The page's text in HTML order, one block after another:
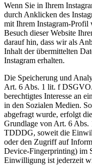
Wenn Sie in Ihrem
durch Anklicken des
mit Ihrem Instagram-Profil
Besuch dieser Website
darauf hin, dass wir als
Inhalt der übermittelten
Instagram erhalten.
Die Speicherung und
Art. 6 Abs. 1 lit. f
berechtigtes Interesse an
in den Sozialen Medien.
abgefragt wurde, erfolgt
Grundlage von Art. 6
TDDDG, soweit die
oder den Zugriff auf
Device-Fingerprinting) im
Einwilligung ist jederzeit